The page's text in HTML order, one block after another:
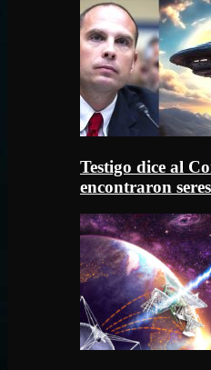
Testigo dice al
encontraron